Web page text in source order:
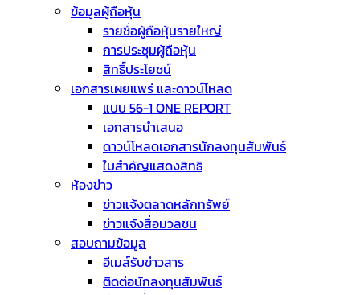
ข้อมูลผู้ถือหุ้น
รายชื่อผู้ถือหุ้นรายใหญ่
การประชุมผู้ถือหุ้น
สิทธิ์ประโยชน์
เอกสารเผยแพร่ และดาวน์โหลด
แบบ 56-1 ONE REPORT
เอกสารนำเสนอ
ดาวน์โหลดเอกสารนักลงทุนสัมพันธ์
ใบสำคัญแสดงสิทธิ
ห้องข่าว
ข่าวแจ้งตลาดหลักทรัพย์
ข่าวแจ้งสื่อมวลชน
สอบถามข้อมูล
อีเมล์รับข่าวสาร
ติดต่อนักลงทุนสัมพันธ์